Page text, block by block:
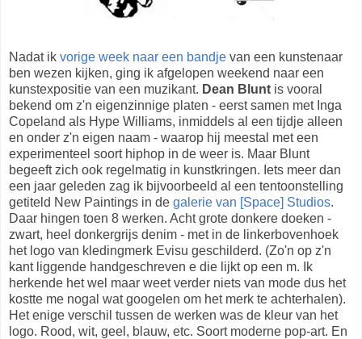
Nadat ik vorige week naar een bandje van een kunstenaar
ben wezen kijken, ging ik afgelopen weekend naar een
kunstexpositie van een muzikant. Dean Blunt is vooral
bekend om z'n eigenzinnige platen - eerst samen met Inga
Copeland als Hype Williams, inmiddels al een tijdje alleen
en onder z'n eigen naam - waarop hij meestal met een
experimenteel soort hiphop in de weer is. Maar Blunt
begeeft zich ook regelmatig in kunstkringen. Iets meer dan
een jaar geleden zag ik bijvoorbeeld al een tentoonstelling
getiteld New Paintings in de galerie van [Space] Studios.
Daar hingen toen 8 werken. Acht grote donkere doeken -
zwart, heel donkergrijs denim - met in de linkerbovenhoek
het logo van kledingmerk Evisu geschilderd. (Zo'n op z'n
kant liggende handgeschreven e die lijkt op een m. Ik
herkende het wel maar weet verder niets van mode dus het
kostte me nogal wat googelen om het merk te achterhalen).
Het enige verschil tussen de werken was de kleur van het
logo. Rood, wit, geel, blauw, etc. Soort moderne pop-art. En